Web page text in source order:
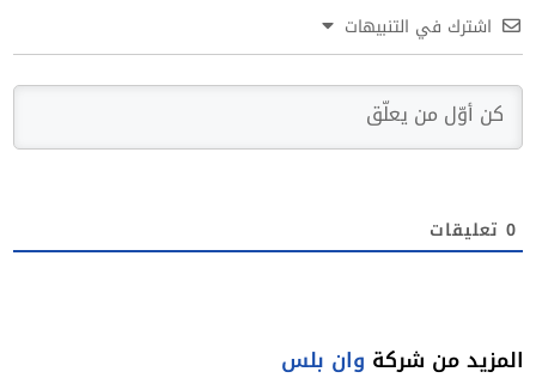
اشترك في التنبيهات
0 تعليقات
المزيد من شركة وان بلس